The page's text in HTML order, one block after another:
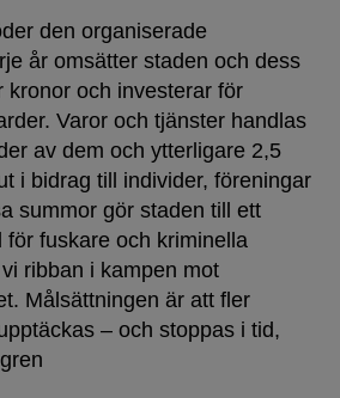
den organiserade
år omsätter staden och dess
kronor och investerar för
Varor och tjänster handlas
av dem och ytterligare 2,5
i bidrag till individer, föreningar
summor gör staden till ett
för fuskare och kriminella
ribban i kampen mot
Målsättningen är att fler
– och stoppas i tid,